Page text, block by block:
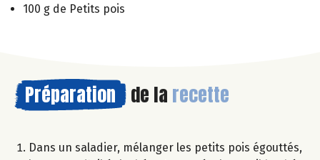
100 g de Petits pois
Préparation de la recette
Dans un saladier, mélanger les petits pois égouttés,